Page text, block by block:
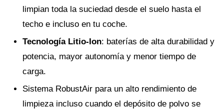
limpian toda la suciedad desde el suelo hasta el
techo e incluso en tu coche.
Tecnología Litio-Ion: baterías de alta durabilidad y
potencia, mayor autonomía y menor tiempo de
carga.
Sistema RobustAir para un alto rendimiento de
limpieza incluso cuando el depósito de polvo se